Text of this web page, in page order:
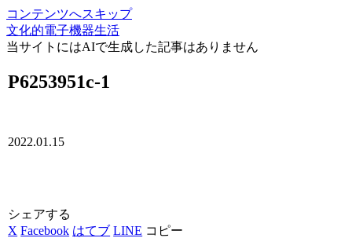
コンテンツへスキップ
文化的電子機器生活
当サイトにはAIで生成した記事はありません
P6253951c-1
2022.01.15
シェアする
X Facebook はてブ LINE コピー